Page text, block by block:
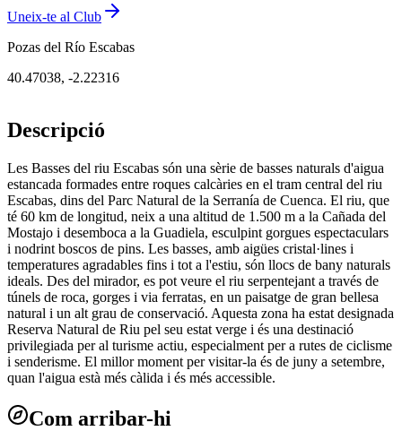
Uneix-te al Club
Pozas del Río Escabas
40.47038, -2.22316
Descripció
Les Basses del riu Escabas són una sèrie de basses naturals d'aigua
estancada formades entre roques calcàries en el tram central del riu
Escabas, dins del Parc Natural de la Serranía de Cuenca. El riu, que
té 60 km de longitud, neix a una altitud de 1.500 m a la Cañada del
Mostajo i desemboca a la Guadiela, esculpint gorgues espectaculars
i nodrint boscos de pins. Les basses, amb aigües cristal·lines i
temperatures agradables fins i tot a l'estiu, són llocs de bany naturals
ideals. Des del mirador, es pot veure el riu serpentejant a través de
túnels de roca, gorges i via ferratas, en un paisatge de gran bellesa
natural i un alt grau de conservació. Aquesta zona ha estat designada
Reserva Natural de Riu pel seu estat verge i és una destinació
privilegiada per al turisme actiu, especialment per a rutes de ciclisme
i senderisme. El millor moment per visitar-la és de juny a setembre,
quan l'aigua està més càlida i és més accessible.
Com arribar-hi